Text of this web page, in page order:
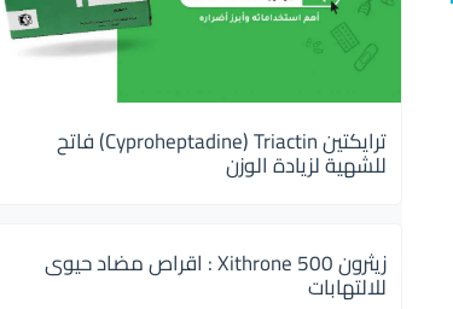
ترايكتين Cyproheptadine) Triactin) فاتح
للشهية لزيادة الوزن
زيثرون 500 Xithrone : اقراص مضاد حيوى
للالتهابات